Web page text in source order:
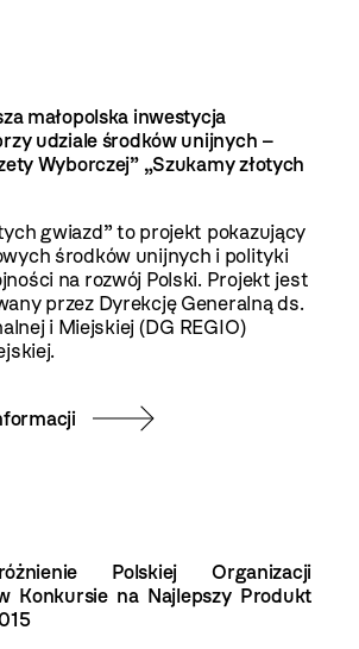
małopolska inwestycja
udziale środków unijnych –
Wyborczej” „Szukamy złotych
gwiazd” to projekt pokazujący
środków unijnych i polityki
na rozwój Polski. Projekt jest
przez Dyrekcję Generalną ds.
i Miejskiej (DG REGIO)
Polskiej Organizacji
Konkursie na Najlepszy Produkt